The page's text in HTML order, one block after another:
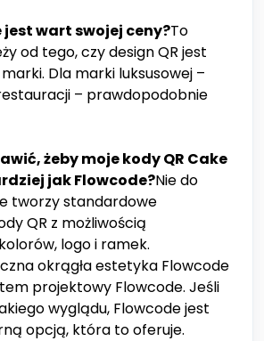
jest wart swojej ceny?To
od tego, czy design QR jest
Dla marki luksusowej –
– prawdopodobnie
żeby moje kody QR Cake
jak Flowcode?Nie do
tworzy standardowe
QR z możliwością
logo i ramek.
okrągła estetyka Flowcode
projektowy Flowcode. Jeśli
wyglądu, Flowcode jest
opcją, która to oferuje.